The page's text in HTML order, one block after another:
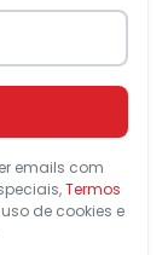
emails com
Termos
de cookies e